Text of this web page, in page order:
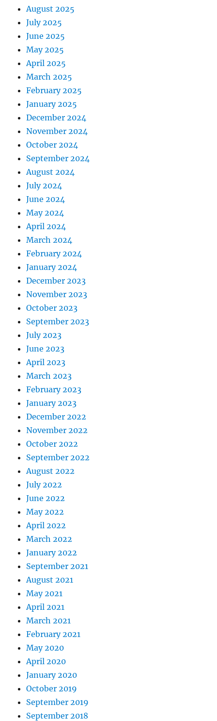
August 2025
July 2025
June 2025
May 2025
April 2025
March 2025
February 2025
January 2025
December 2024
November 2024
October 2024
September 2024
August 2024
July 2024
June 2024
May 2024
April 2024
March 2024
February 2024
January 2024
December 2023
November 2023
October 2023
September 2023
July 2023
June 2023
April 2023
March 2023
February 2023
January 2023
December 2022
November 2022
October 2022
September 2022
August 2022
July 2022
June 2022
May 2022
April 2022
March 2022
January 2022
September 2021
August 2021
May 2021
April 2021
March 2021
February 2021
May 2020
April 2020
January 2020
October 2019
September 2019
September 2018